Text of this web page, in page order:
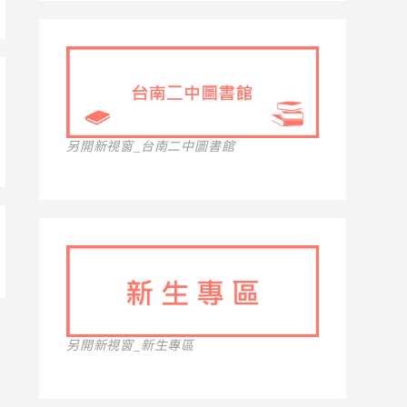
另開新視窗_台南二中圖書館
另開新視窗_新生專區